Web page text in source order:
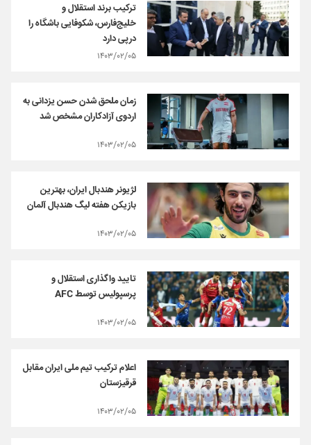
ترکیب برند استقلال و
خلیج‌فارس، شکوفایی باشگاه را
درپی دارد
۱۴۰۳/۰۲/۰۵
زمان ملحق شدن حسن یزدانی به
اردوی آزادکاران مشخص شد
۱۴۰۳/۰۲/۰۵
لژیونر هندبال ایران، بهترین
بازیکن هفته لیگ هندبال آلمان
۱۴۰۳/۰۲/۰۵
تایید واگذاری استقلال و
پرسپولیس توسط AFC
۱۴۰۳/۰۲/۰۵
اعلام ترکیب تیم ملی ایران مقابل
قرقیزستان
۱۴۰۳/۰۲/۰۵